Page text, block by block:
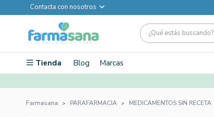
Contacta con nosotros
Tienda Blog Marcas
Farmasana PARAFARMACIA MEDICAMENTOS SIN RECETA